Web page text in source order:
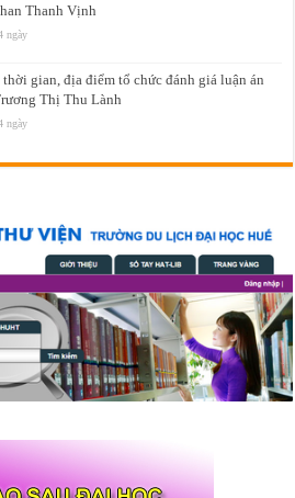
Thanh Vịnh
ngày
gian, địa điểm tổ chức đánh giá luận án
Thị Thu Lành
ngày